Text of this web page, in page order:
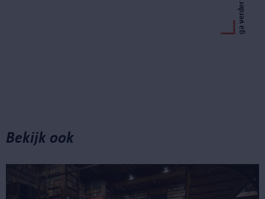
ga verder
Bekijk ook